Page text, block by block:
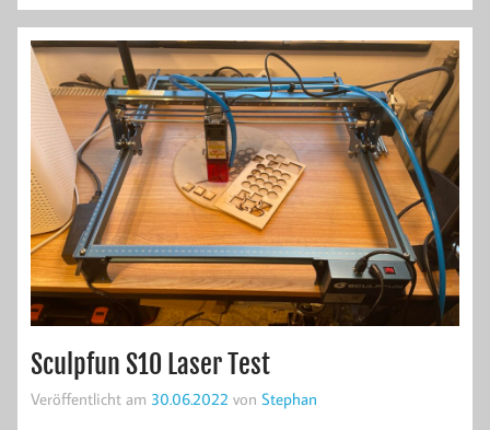
Sculpfun S10 Laser Test
Veröffentlicht am 30.06.2022 von Stephan